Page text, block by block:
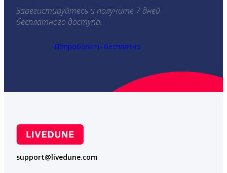
Зарегистируйтесь и получите 7 дней
бесплатного доступа.
Попробовать бесплатно
support@livedune.com